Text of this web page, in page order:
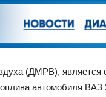
(ДМРВ),
автомобиля